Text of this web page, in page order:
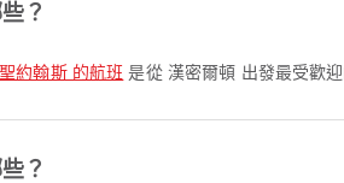
？
約翰斯 的航班 是從 漢密爾頓 出發最受歡
？